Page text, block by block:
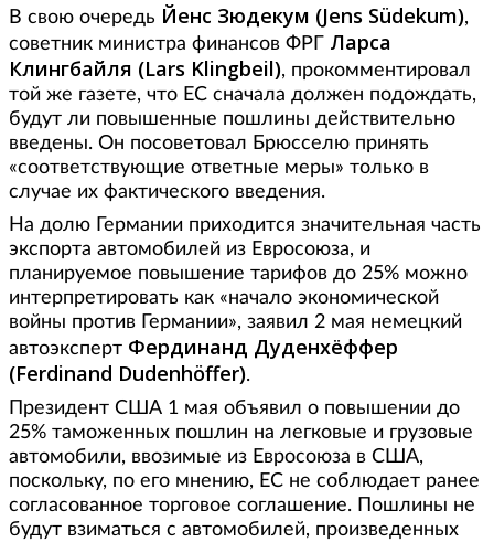
В свою очередь Йенс Зюдекум (Jens Südekum),
советник министра финансов ФРГ Ларса
Клингбайля (Lars Klingbeil), прокомментировал
той же газете, что ЕС сначала должен подождать,
будут ли повышенные пошлины действительно
введены. Он посоветовал Брюсселю принять
«соответствующие ответные меры» только в
случае их фактического введения.
На долю Германии приходится значительная часть
экспорта автомобилей из Евросоюза, и
планируемое повышение тарифов до 25% можно
интерпретировать как «начало экономической
войны против Германии», заявил 2 мая немецкий
автоэксперт Фердинанд Дуденхёффер
(Ferdinand Dudenhöffer).
Президент США 1 мая объявил о повышении до
25% таможенных пошлин на легковые и грузовые
автомобили, ввозимые из Евросоюза в США,
поскольку, по его мнению, ЕС не соблюдает ранее
согласованное торговое соглашение. Пошлины не
будут взиматься с автомобилей, произведенных